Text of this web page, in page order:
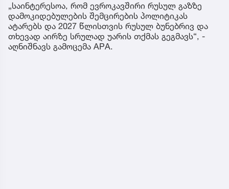
„საინტერესოა, რომ ევროკავშირი რუსულ გაზზე
დამოკიდებულების შემცირების პოლიტიკას
ატარებს და 2027 წლისთვის რუსულ ბუნებრივ და
თხევად აირზე სრულად უარის თქმას გეგმავს“, -
აღნიშნავს გამოცემა APA.